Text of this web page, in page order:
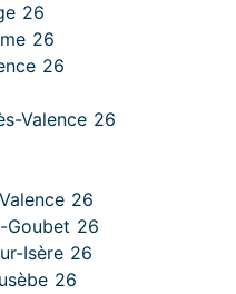
26
26
26
Valence 26
26
Goubet 26
Isère 26
26